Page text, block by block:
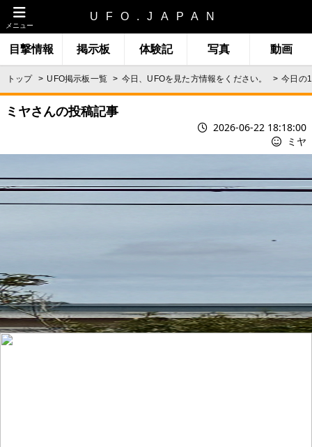
メニュー
UFO.JAPAN
目撃情報 掲示板 体験記 写真 動画
トップ UFO掲示板一覧 今日、UFOを見た方情報をください。 今日の
ミヤさんの投稿記事
2026-06-22 18:18:00
ミヤ